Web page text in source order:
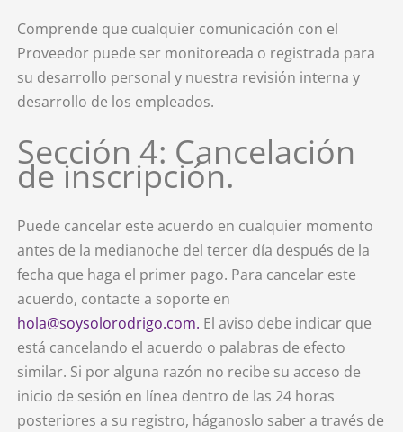
Comprende que cualquier comunicación con el
Proveedor puede ser monitoreada o registrada para
su desarrollo personal y nuestra revisión interna y
desarrollo de los empleados.
Sección 4: Cancelación
de inscripción.
Puede cancelar este acuerdo en cualquier momento
antes de la medianoche del tercer día después de la
fecha que haga el primer pago. Para cancelar este
acuerdo, contacte a soporte en
hola@soysolorodrigo.com. El aviso debe indicar que
está cancelando el acuerdo o palabras de efecto
similar. Si por alguna razón no recibe su acceso de
inicio de sesión en línea dentro de las 24 horas
posteriores a su registro, háganoslo saber a través de